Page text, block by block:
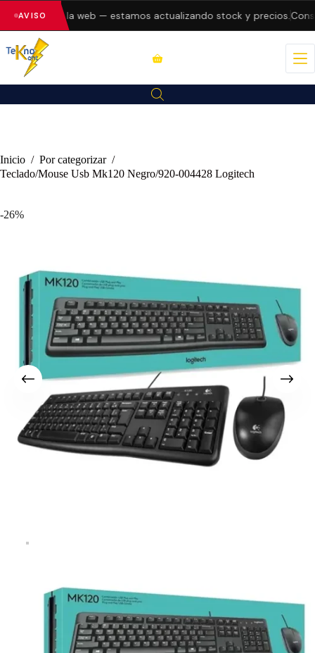
AVISO
errores en la web — estamos actualizando stock y precios.
Inicio / Por categorizar /
Teclado/Mouse Usb Mk120 Negro/920-004428 Logitech
-26%